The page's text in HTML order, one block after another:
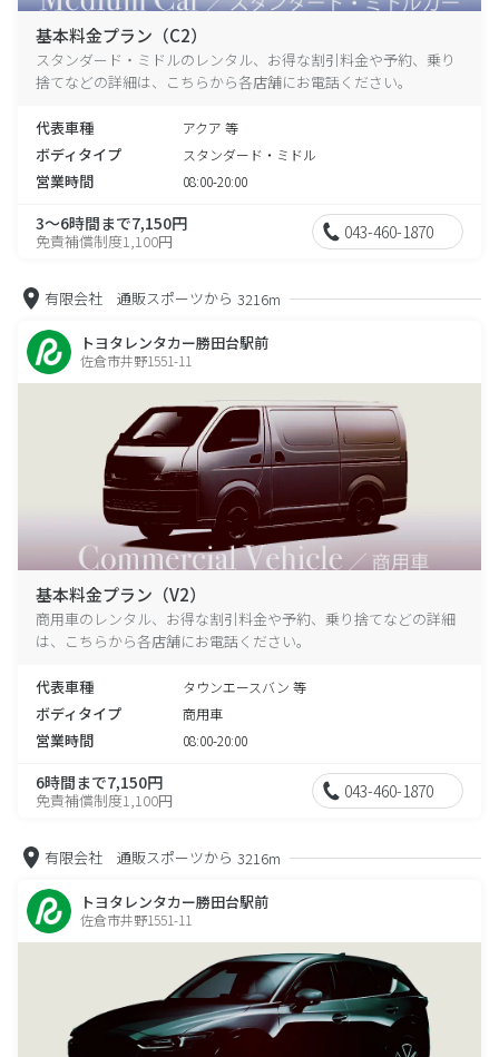
基本料金プラン（C2）
スタンダード・ミドルのレンタル、お得な割引料金や予約、乗り
捨てなどの詳細は、こちらから各店舗にお電話ください。
代表車種 アクア 等
ボディタイプ スタンダード・ミドル
営業時間 08:00-20:00
3～6時間まで7,150円
免責補償制度1,100円 043-460-1870
有限会社 通販スポーツから 3216m
トヨタレンタカー勝田台駅前
佐倉市井野1551-11
基本料金プラン（V2）
商用車のレンタル、お得な割引料金や予約、乗り捨てなどの詳細
は、こちらから各店舗にお電話ください。
代表車種 タウンエースバン 等
ボディタイプ 商用車
営業時間 08:00-20:00
6時間まで7,150円
免責補償制度1,100円 043-460-1870
有限会社 通販スポーツから 3216m
トヨタレンタカー勝田台駅前
佐倉市井野1551-11